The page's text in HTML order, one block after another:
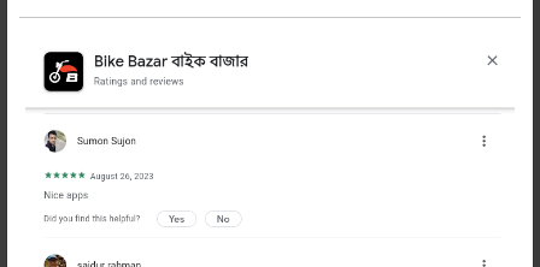
সুদৃশ্য মজবুত চাবির রিং
110 টাকা 121 টাকা অর্ডার করুন
সুদৃশ্য মজবুত স্টাইলিশ চাবির রিং ইয়ামাহা, সুজুকি,
জিক্সার, পালসার ইত্যাদি ব্র্যান্ড নেম সম্বলিত অত্যান্ত
ভালো মানের ফেব্রিক ও মেটালে তৈরি। কোমরে ঝুলিয়ে
রাখা যায়। এখনি অর্ডার করুন।